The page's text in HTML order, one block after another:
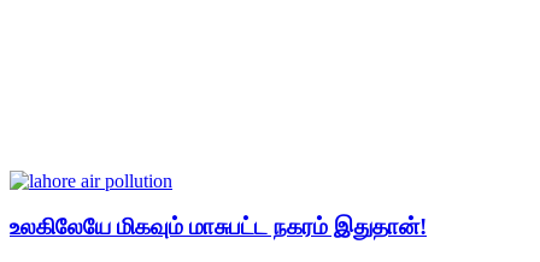
உலகிலேயே மிகவும் மாசுபட்ட நகரம் இதுதான்!